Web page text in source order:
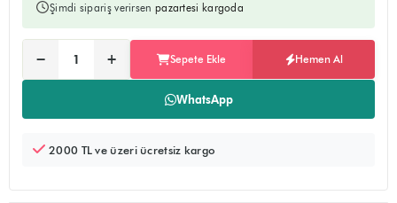
Şimdi sipariş verirsen pazartesi kargoda
Adet:
− + Sepete Ekle Hemen Al
WhatsApp
Ürünü sepete ekler, alışverişe devam edebilirsiniz
Doğrudan ödeme sayfasına yönlendirir
2000 TL ve üzeri ücretsiz kargo